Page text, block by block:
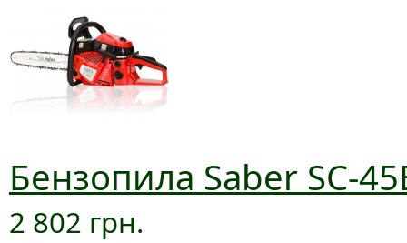
Бензопила Saber SC-
2 802 грн.